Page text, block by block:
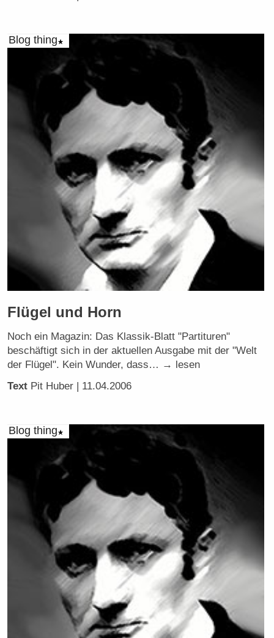
Blog thing
Flügel und Horn
Noch ein Magazin: Das Klassik-Blatt "Partituren"
beschäftigt sich in der aktuellen Ausgabe mit der "Welt
der Flügel". Kein Wunder, dass… → lesen
Text Pit Huber | 11.04.2006
Blog thing